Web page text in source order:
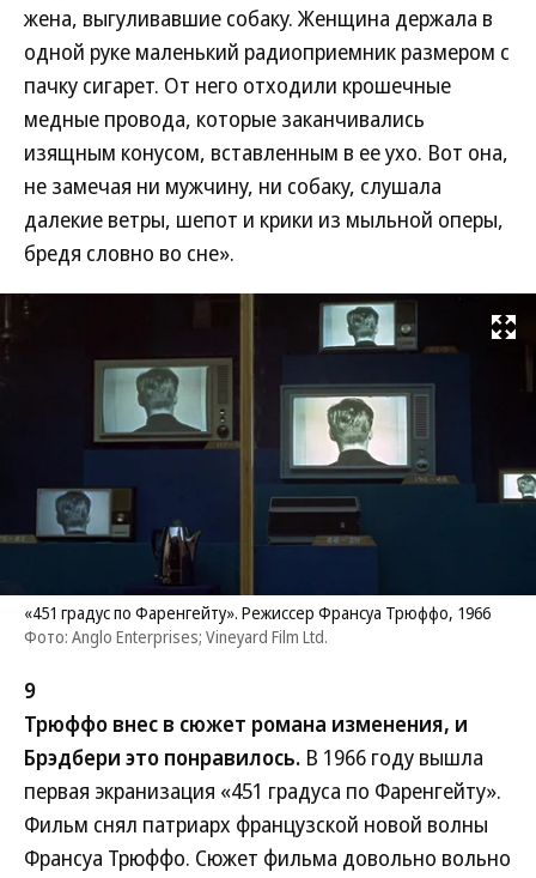
жена, выгуливавшие собаку. Женщина держала в
одной руке маленький радиоприемник размером с
пачку сигарет. От него отходили крошечные
медные провода, которые заканчивались
изящным конусом, вставленным в ее ухо. Вот она,
не замечая ни мужчину, ни собаку, слушала
далекие ветры, шепот и крики из мыльной оперы,
бредя словно во сне».
Развернуть
«451 градус по Фаренгейту». Режиссер Франсуа Трюффо, 1966
Фото: Anglo Enterprises; Vineyard Film Ltd.
9
Трюффо внес в сюжет романа изменения, и
Брэдбери это понравилось. В 1966 году вышла
первая экранизация «451 градуса по Фаренгейту».
Фильм снял патриарх французской новой волны
Франсуа Трюффо. Сюжет фильма довольно вольно